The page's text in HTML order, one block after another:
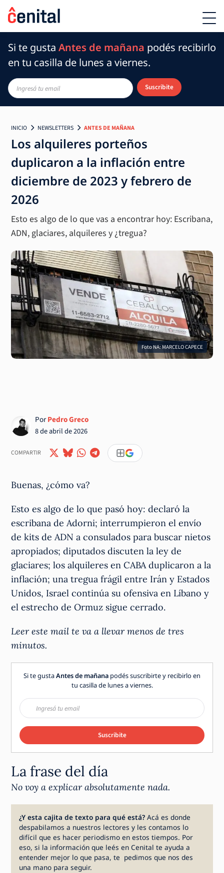
Si te gusta Antes de mañana podés recibirlo
en tu casilla de lunes a viernes.
Suscribite
INICIO NEWSLETTERS ANTES DE MAÑANA
Los alquileres porteños
duplicaron a la inflación entre
diciembre de 2023 y febrero de
2026
Esto es algo de lo que vas a encontrar hoy: Escribana,
ADN, glaciares, alquileres y ¿tregua?
Foto NA: MARCELO CAPECE
PorPedro Greco
8 de abril de 2026
COMPARTIR
Buenas, ¿cómo va?
Esto es algo de lo que pasó hoy: declaró la
escribana de Adorni; interrumpieron el envío
de kits de ADN a consulados para buscar nietos
apropiados; diputados discuten la ley de
glaciares; los alquileres en CABA duplicaron a la
inflación; una tregua frágil entre Irán y Estados
Unidos, Israel continúa su ofensiva en Líbano y
el estrecho de Ormuz sigue cerrado.
Leer este mail te va a llevar menos de tres
minutos.
Si te gustaAntes de mañana podés suscribirte y recibirlo en
tu casilla de lunes a viernes.
Suscribite
La frase del día
No voy a explicar absolutamente nada.
¿Y esta cajita de texto para qué está?Acá es donde
despabilamos a nuestros lectores y les contamos lo
difícil que es hacer periodismo en estos tiempos. Por
eso, si la información que leés en Cenital te ayuda a
entender mejor lo que pasa, te pedimos que nos des
una mano para seguir.